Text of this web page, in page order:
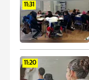
11:31
11:20